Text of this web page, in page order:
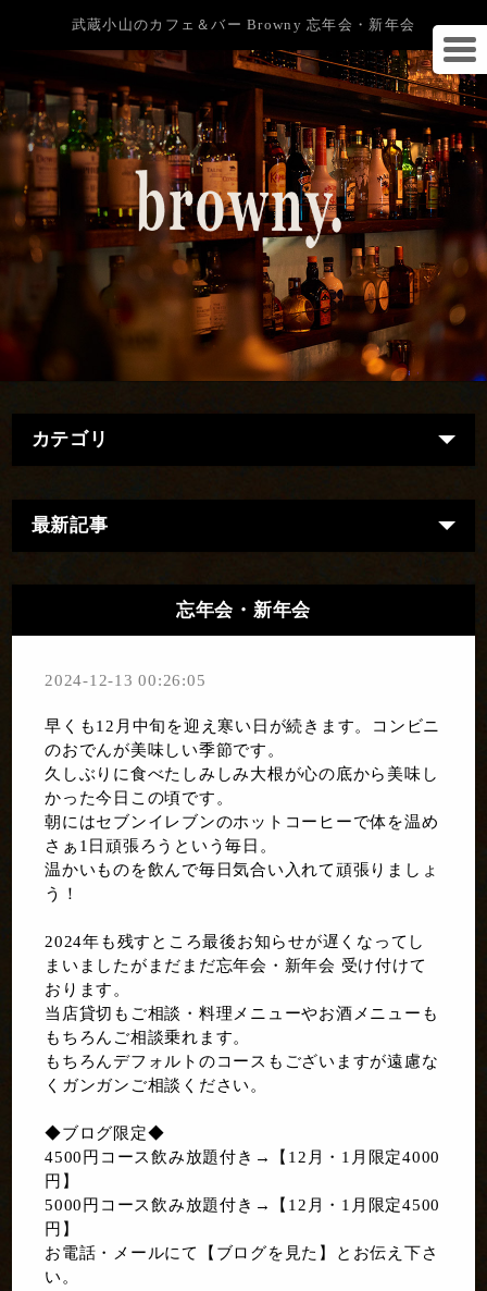
武蔵小山のカフェ＆バー Browny 忘年会・新年会
カテゴリ
最新記事
忘年会・新年会
2024-12-13 00:26:05
早くも12月中旬を迎え寒い日が続きます。コンビニ
のおでんが美味しい季節です。
久しぶりに食べたしみしみ大根が心の底から美味し
かった今日この頃です。
朝にはセブンイレブンのホットコーヒーで体を温め
さぁ1日頑張ろうという毎日。
温かいものを飲んで毎日気合い入れて頑張りましょ
う！
2024年も残すところ最後お知らせが遅くなってし
まいましたがまだまだ忘年会・新年会 受け付けて
おります。
当店貸切もご相談・料理メニューやお酒メニューも
もちろんご相談乗れます。
もちろんデフォルトのコースもございますが遠慮な
くガンガンご相談ください。
◆ブログ限定◆
4500円コース飲み放題付き→【12月・1月限定4000
円】
5000円コース飲み放題付き→【12月・1月限定4500
円】
お電話・メールにて【ブログを見た】とお伝え下さ
い。